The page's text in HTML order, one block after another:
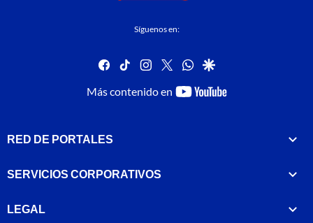
Síguenos en:
facebook
tiktok instagram
twitterwhatsapp
google
Más contenido en
youtube-
RED DE PORTALES
SERVICIOS CORPORATIVOS
LEGAL